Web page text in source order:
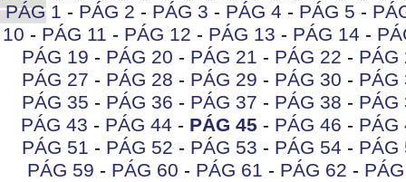
PÁG 1 - PÁG 2 - PÁG 3 - PÁG 4 - PÁG 5 -
10 - PÁG 11 - PÁG 12 - PÁG 13 - PÁG 14 -
PÁG 19 - PÁG 20 - PÁG 21 - PÁG 22 - PÁG
PÁG 27 - PÁG 28 - PÁG 29 - PÁG 30 - PÁG
PÁG 35 - PÁG 36 - PÁG 37 - PÁG 38 - PÁG
PÁG 43 - PÁG 44 - PÁG 45 - PÁG 46 - PÁG
PÁG 51 - PÁG 52 - PÁG 53 - PÁG 54 - PÁG
PÁG 59 - PÁG 60 - PÁG 61 - PÁG 62 -